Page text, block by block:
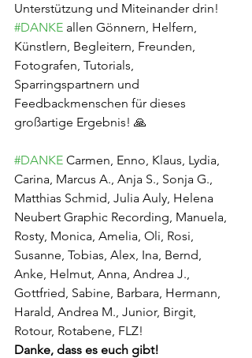
Unterstützung und Miteinander drin!
#DANKE allen Gönnern, Helfern,
Künstlern, Begleitern, Freunden,
Fotografen, Tutorials,
Sparringspartnern und
Feedbackmenschen für dieses
großartige Ergebnis! 🙏
#DANKE Carmen, Enno, Klaus, Lydia,
Carina, Marcus A., Anja S., Sonja G.,
Matthias Schmid, Julia Auly, Helena
Neubert Graphic Recording, Manuela,
Rosty, Monica, Amelia, Oli, Rosi,
Susanne, Tobias, Alex, Ina, Bernd,
Anke, Helmut, Anna, Andrea J.,
Gottfried, Sabine, Barbara, Hermann,
Harald, Andrea M., Junior, Birgit,
Rotour, Rotabene, FLZ!
Danke, dass es euch gibt!